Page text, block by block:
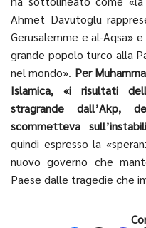
Ahmet Davutoglu
Gerusalemme e al-Aqsa»
grande popolo turco alla
nel mondo». Per
Islamica, «i risultati
stragrande dall’Akp,
scommetteva
quindi espresso la
nuovo governo che
Paese dalle tragedie che